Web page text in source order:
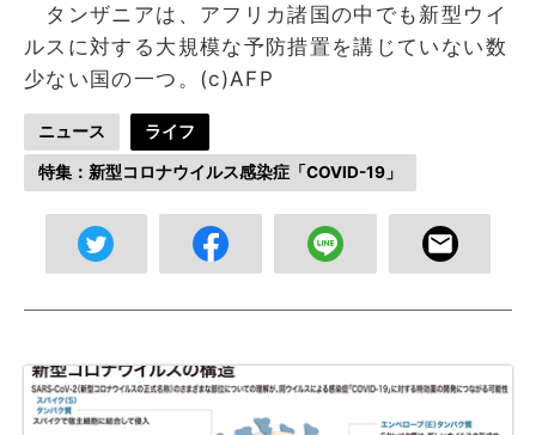
タンザニアは、アフリカ諸国の中でも新型ウイ
ルスに対する大規模な予防措置を講じていない数
少ない国の一つ。(c)AFP
ニュース ライフ
特集：新型コロナウイルス感染症「COVID-19」